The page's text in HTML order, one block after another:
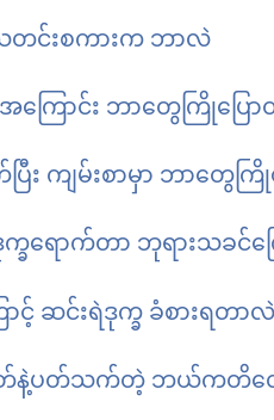
င်းစကားက ဘာလဲ
ကြောင်း ဘာတွေကြိုပြ
း ကျမ်းစာမှာ ဘာတွေက
ရောက်တာ ဘုရားသခင်က
ဆင်းရဲဒုက္ခ ခံစားရတာလဲ
ဂတ်နဲ့ပတ်သက်တဲ့ ဘယ်ကတိ